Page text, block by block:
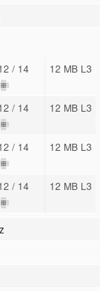
/ 14 12 MB L3
/ 14 12 MB L3
/ 14 12 MB L3
/ 14 12 MB L3